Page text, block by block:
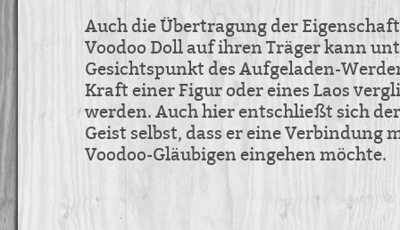
Auch die Übertragung der
Voodoo Doll auf ihren Träger kann
Gesichtspunkt des Aufgeladen-
Kraft einer Figur oder eines Laos
werden. Auch hier entschließt sich
Geist selbst, dass er eine Verbindung
Voodoo-Gläubigen eingehen möchte.